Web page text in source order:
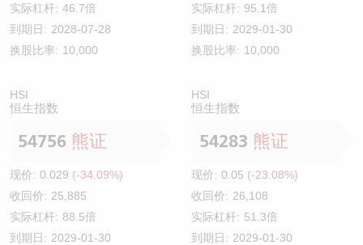
实际杠杆: 46.7倍
到期日: 2028-07-28
换股比率: 10,000
实际杠杆: 95.1倍
到期日: 2029-01-30
换股比率: 10,000
HSI
恒生指数
54756 熊证
现价: 0.029 (-34.09%)
收回价: 25,885
实际杠杆: 88.5倍
到期日: 2029-01-30
HSI
恒生指数
54283 熊证
现价: 0.05 (-23.08%)
收回价: 26,108
实际杠杆: 51.3倍
到期日: 2029-01-30